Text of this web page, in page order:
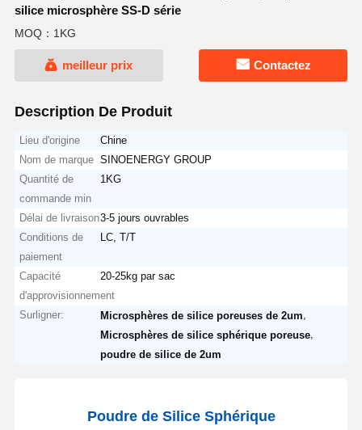
silice microsphère SS-D série
MOQ：1KG
meilleur prix Contactez
Description De Produit
Lieu d'origine
Chine
Nom de marque SINOENERGY GROUP
Quantité de
commande min
1KG
Délai de livraison3-5 jours ouvrables
Conditions de
paiement
LC, T/T
Capacité
d'approvisionnement
20-25kg par sac
Surligner: Microsphères de silice poreuses de 2um
Microsphères de silice sphérique poreuse
poudre de silice de 2um
Poudre de Silice Sphérique